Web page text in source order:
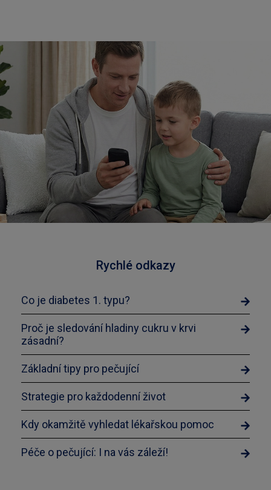
Rychlé odkazy
Co je diabetes 1. typu?
Proč je sledování hladiny cukru v krvi
zásadní?
Základní tipy pro pečující
Strategie pro každodenní život
Kdy okamžitě vyhledat lékařskou pomoc
Péče o pečující: I na vás záleží!